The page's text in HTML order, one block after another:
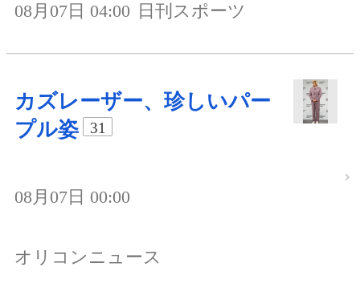
08月07日 04:00 日刊スポーツ
カズレーザー、珍しいパー
プル姿
31
08月07日 00:00
オリコンニュース